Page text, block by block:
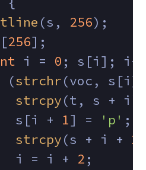
(s, 256);
256];
i = 0 ; s[i];
(strchr(voc,
strcpy(t, s +
s[i +
1] = 'p' ;
strcpy(s + i + 2
i = i +
2 ;